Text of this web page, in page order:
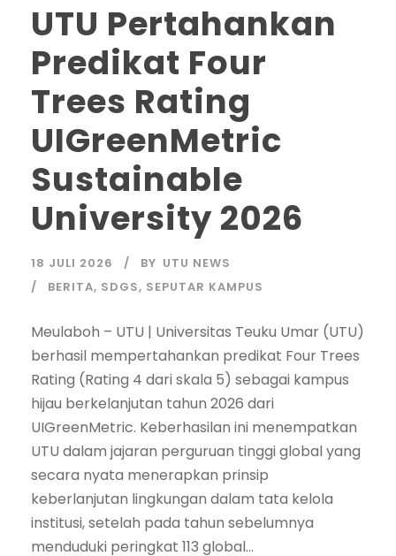
UTU Pertahankan
Predikat Four
Trees Rating
UIGreenMetric
Sustainable
University 2026
18 JULI 2026 BY UTU NEWS
BERITA, SDGS, SEPUTAR KAMPUS
Meulaboh – UTU | Universitas Teuku Umar (UTU)
berhasil mempertahankan predikat Four Trees
Rating (Rating 4 dari skala 5) sebagai kampus
hijau berkelanjutan tahun 2026 dari
UIGreenMetric. Keberhasilan ini menempatkan
UTU dalam jajaran perguruan tinggi global yang
secara nyata menerapkan prinsip
keberlanjutan lingkungan dalam tata kelola
institusi, setelah pada tahun sebelumnya
menduduki peringkat 113 global...